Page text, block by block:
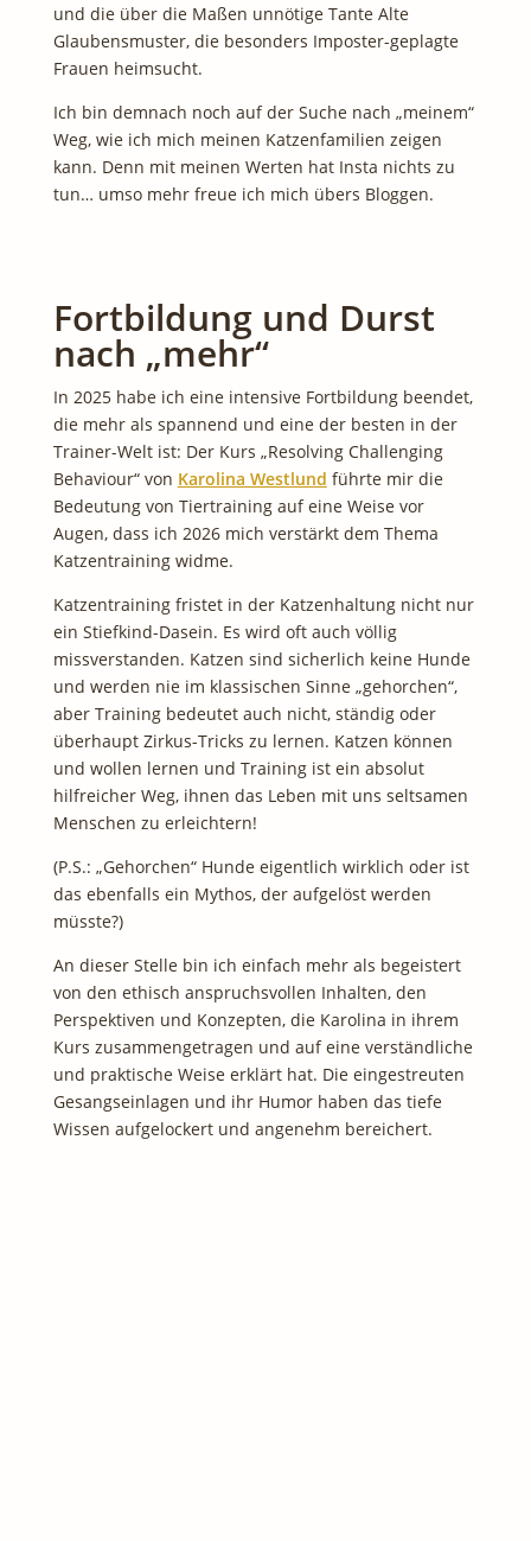
und die über die Maßen unnötige Tante Alte
Glaubensmuster, die besonders Imposter-geplagte
Frauen heimsucht.
Ich bin demnach noch auf der Suche nach „meinem“
Weg, wie ich mich meinen Katzenfamilien zeigen
kann. Denn mit meinen Werten hat Insta nichts zu
tun… umso mehr freue ich mich übers Bloggen.
Fortbildung und Durst
nach „mehr“
In 2025 habe ich eine intensive Fortbildung beendet,
die mehr als spannend und eine der besten in der
Trainer-Welt ist: Der Kurs „Resolving Challenging
Behaviour“ von Karolina Westlund führte mir die
Bedeutung von Tiertraining auf eine Weise vor
Augen, dass ich 2026 mich verstärkt dem Thema
Katzentraining widme.
Katzentraining fristet in der Katzenhaltung nicht nur
ein Stiefkind-Dasein. Es wird oft auch völlig
missverstanden. Katzen sind sicherlich keine Hunde
und werden nie im klassischen Sinne „gehorchen“,
aber Training bedeutet auch nicht, ständig oder
überhaupt Zirkus-Tricks zu lernen. Katzen können
und wollen lernen und Training ist ein absolut
hilfreicher Weg, ihnen das Leben mit uns seltsamen
Menschen zu erleichtern!
(P.S.: „Gehorchen“ Hunde eigentlich wirklich oder ist
das ebenfalls ein Mythos, der aufgelöst werden
müsste?)
An dieser Stelle bin ich einfach mehr als begeistert
von den ethisch anspruchsvollen Inhalten, den
Perspektiven und Konzepten, die Karolina in ihrem
Kurs zusammengetragen und auf eine verständliche
und praktische Weise erklärt hat. Die eingestreuten
Gesangseinlagen und ihr Humor haben das tiefe
Wissen aufgelockert und angenehm bereichert.